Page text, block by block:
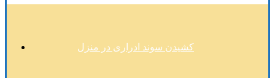
کشیدن سوند ادراری در منزل